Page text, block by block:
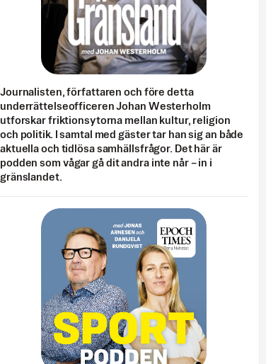
Journalisten, författaren och före detta
underrättelseofficeren Johan Westerholm
utforskar friktionsytorna mellan kultur, religion
och politik. I samtal med gäster tar han sig an både
aktuella och tidlösa samhällsfrågor. Det här är
podden som vågar gå dit andra inte når – in i
gränslandet.